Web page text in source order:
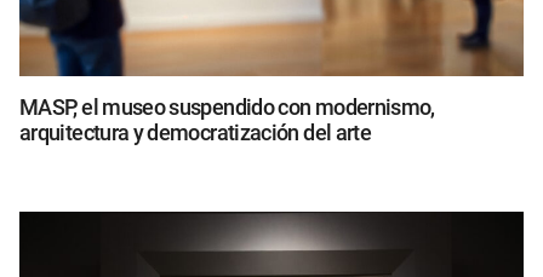
MASP, el museo suspendido con modernismo,
arquitectura y democratización del arte